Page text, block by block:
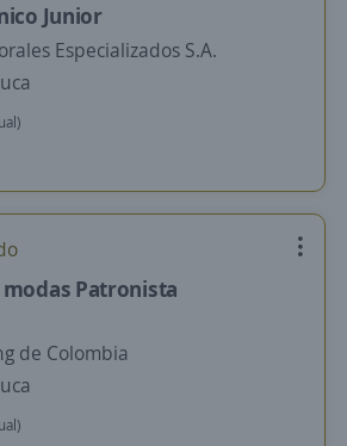
Junior
Especializados S.A.
Patronista
de Colombia